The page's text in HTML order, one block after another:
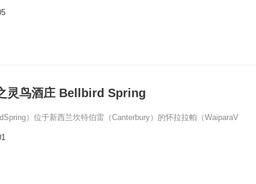
灵鸟酒庄 Bellbird Spring
）位于新西兰坎特伯雷（Canterbury）的怀拉拉帕（WaiparaV